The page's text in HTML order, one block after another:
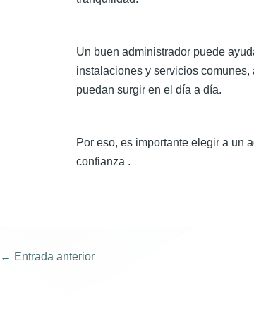
Un buen administrador puede
instalaciones y servicios
puedan surgir en el día a día.
Por eso, es importante elegir a un
confianza .
← Entrada anterior